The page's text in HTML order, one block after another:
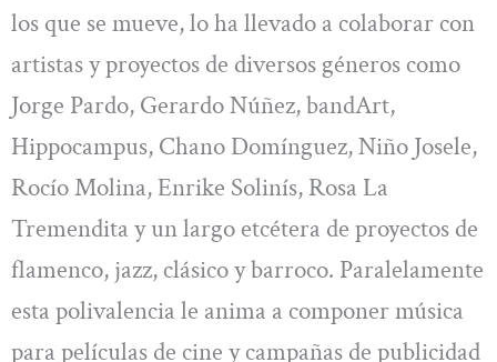
los que se mueve, lo ha llevado a colaborar con
artistas y proyectos de diversos géneros como
Jorge Pardo, Gerardo Núñez, bandArt,
Hippocampus, Chano Domínguez, Niño Josele,
Rocío Molina, Enrike Solinís, Rosa La
Tremendita y un largo etcétera de proyectos de
flamenco, jazz, clásico y barroco. Paralelamente
esta polivalencia le anima a componer música
para películas de cine y campañas de publicidad